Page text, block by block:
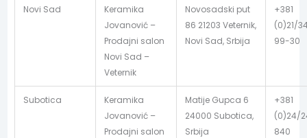
Novi Sad
Keramika
Jovanović –
Prodajni salon
Novi Sad –
Veternik
Novosadski put
86 21203 Veternik,
Novi Sad, Srbija
+381
(0)21/
99-30
Subotica
Keramika
Jovanović –
Prodajni salon
Matije Gupca 6
24000 Subotica,
Srbija
+381
(0)24/
840